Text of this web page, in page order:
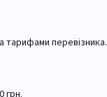
перевізника.